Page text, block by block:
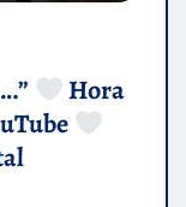
Hora